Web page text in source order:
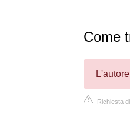
Come
Richiesta